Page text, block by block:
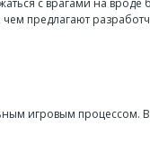
предлагают
игровым процессом.